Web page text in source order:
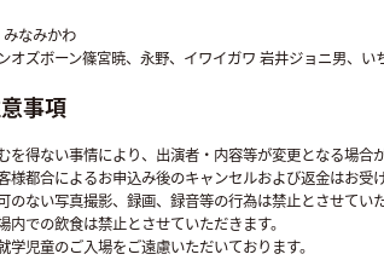
みなみかわ
オズボーン篠宮暁、永野、イワイガワ 岩井ジョニ男、
事項
を得ない事情により、出演者・内容等が変更となる場合
様都合によるお申込み後のキャンセルおよび返金はお受
のない写真撮影、録画、録音等の行為は禁止とさせてい
内での飲食は禁止とさせていただきます。
学児童のご入場をご遠慮いただいております。